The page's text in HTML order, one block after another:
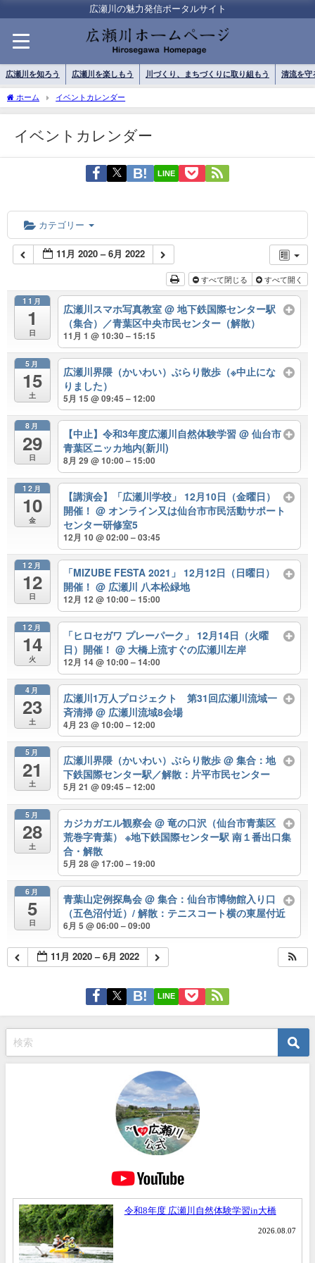
広瀬川の魅力発信ポータルサイト
広瀬川を知ろう 広瀬川を楽しもう 川づくり、まちづくりに取り組もう 清流を守
ホーム イベントカレンダー
イベントカレンダー
LINE
カテゴリー
11月 2020 – 6月 2022
すべて閉じる すべて開く
11月
1
日
広瀬川スマホ写真教室@ 地下鉄国際センター駅
（集合）／青葉区中央市民センター（解散）
11月 1 @ 10:30 – 15:15
5月
15
土
広瀬川界隈（かいわい）ぶらり散歩（※中止にな
りました）
5月 15 @ 09:45 – 12:00
8月
29
日
【中止】令和3年度広瀬川自然体験学習@ 仙台市
青葉区ニッカ地内(新川)
8月 29 @ 10:00 – 15:00
12月
10
金
【講演会】「広瀬川学校」 12月10日（金曜日）
開催！@ オンライン又は仙台市市民活動サポート
センター研修室5
12月 10 @ 02:00 – 03:45
12月
12
日
「MIZUBE FESTA 2021」 12月12日（日曜日）
開催！@ 広瀬川 八本松緑地
12月 12 @ 10:00 – 15:00
12月
14
火
「ヒロセガワ プレーパーク」 12月14日（火曜
日）開催！@ 大橋上流すぐの広瀬川左岸
12月 14 @ 10:00 – 14:00
4月
23
土
広瀬川1万人プロジェクト 第31回広瀬川流域一
斉清掃@ 広瀬川流域8会場
4月 23 @ 10:00 – 12:00
5月
21
土
広瀬川界隈（かいわい）ぶらり散歩@ 集合：地
下鉄国際センター駅／解散：片平市民センター
5月 21 @ 09:45 – 12:00
5月
28
土
カジカガエル観察会@ 竜の口沢（仙台市青葉区
荒巻字青葉） ※地下鉄国際センター駅 南１番出口集
合・解散
5月 28 @ 17:00 – 19:00
6月
5
日
青葉山定例探鳥会@ 集合：仙台市博物館入り口
（五色沼付近）/ 解散：テニスコート横の東屋付近
6月 5 @ 06:00 – 09:00
11月 2020 – 6月 2022
LINE